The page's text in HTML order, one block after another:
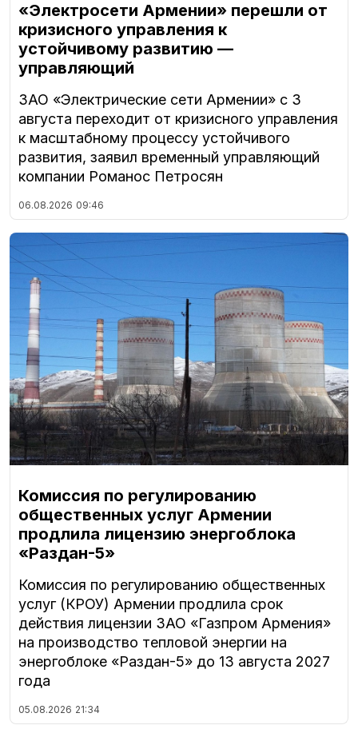
«Электросети Армении» перешли от
кризисного управления к
устойчивому развитию —
управляющий
ЗАО «Электрические сети Армении» с 3
августа переходит от кризисного управления
к масштабному процессу устойчивого
развития, заявил временный управляющий
компании Романос Петросян
06.08.2026 09:46
Комиссия по регулированию
общественных услуг Армении
продлила лицензию энергоблока
«Раздан-5»
Комиссия по регулированию общественных
услуг (КРОУ) Армении продлила срок
действия лицензии ЗАО «Газпром Армения»
на производство тепловой энергии на
энергоблоке «Раздан-5» до 13 августа 2027
года
05.08.2026 21:34